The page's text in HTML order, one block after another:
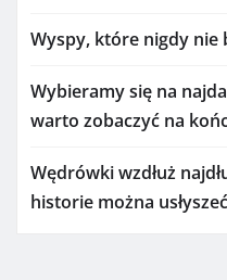
Wyspy, które nigdy nie
Wybieramy się na
warto zobaczyć na
Wędrówki wzdłuż
historie można